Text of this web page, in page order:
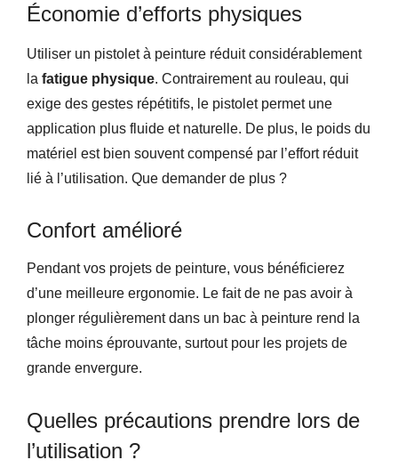
Économie d’efforts physiques
Utiliser un pistolet à peinture réduit considérablement
la fatigue physique. Contrairement au rouleau, qui
exige des gestes répétitifs, le pistolet permet une
application plus fluide et naturelle. De plus, le poids du
matériel est bien souvent compensé par l’effort réduit
lié à l’utilisation. Que demander de plus ?
Confort amélioré
Pendant vos projets de peinture, vous bénéficierez
d’une meilleure ergonomie. Le fait de ne pas avoir à
plonger régulièrement dans un bac à peinture rend la
tâche moins éprouvante, surtout pour les projets de
grande envergure.
Quelles précautions prendre lors de
l’utilisation ?